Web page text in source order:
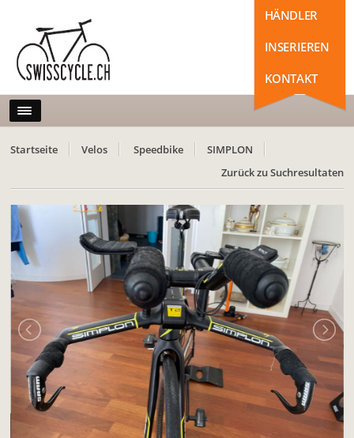
HÄNDLER
INSERIEREN
KONTAKT
Startseite Velos Speedbike
SIMPLON
Zurück zu Suchresultaten